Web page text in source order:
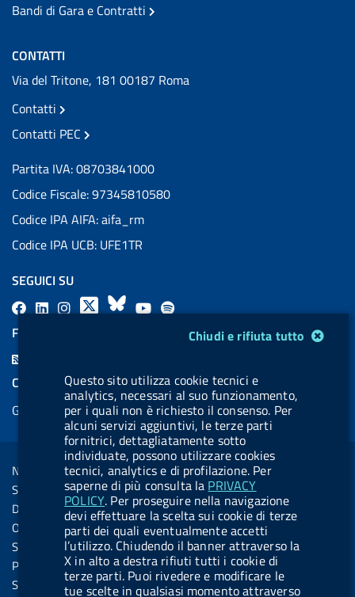
Chiudi e rifiuta tutto
Questo sito utilizza cookie tecnici e
analytics, necessari al suo funzionamento,
per i quali non è richiesto il consenso. Per
alcuni servizi aggiuntivi, le terze parti
fornitrici, dettagliatamente sotto
individuate, possono utilizzare cookies
tecnici, analytics e di profilazione. Per
saperne di più consulta la PRIVACY
POLICY. Per proseguire nella navigazione
devi effettuare la scelta sui cookie di terze
parti dei quali eventualmente accetti
l’utilizzo. Chiudendo il banner attraverso la
X in alto a destra rifiuti tutti i cookie di
terze parti. Puoi rivedere e modificare le
tue scelte in qualsiasi momento attraverso
Bandi di Gara e Contratti
CONTATTI
Via del Tritone, 181 00187 Roma
Contatti
Contatti PEC
Partita IVA: 08703841000
Codice Fiscale: 97345810580
Codice IPA AIFA: aifa_rm
Codice IPA UCB: UFE1TR
SEGUICI SU
F
L
l
.
b
u
t
t
o
n
.
i
X
B
s
k
y
Y
u
b
e
l
l
.
b
u
t
t
o
n
.
s
FEED RSS
COOKIES
Gestione cookie
Sezione Link Utili
Note legali
Social Media Policy
Dichiarazione di accessibilità
Obiettivi di accessibilità
Statistiche sito
Privacy
Servizi Online